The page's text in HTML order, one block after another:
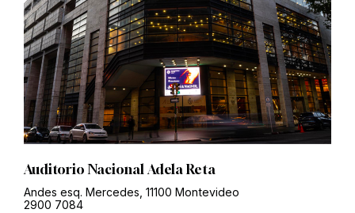
Auditorio Nacional Adela Reta
Andes esq. Mercedes, 11100 Montevideo
2900 7084